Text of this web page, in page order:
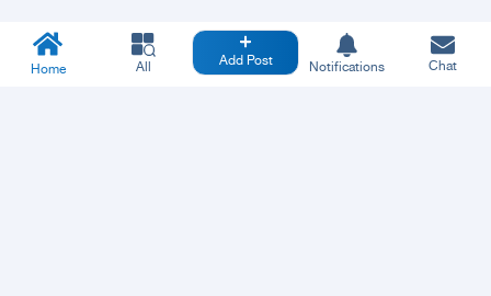
Home All Add Post Notifications Chat